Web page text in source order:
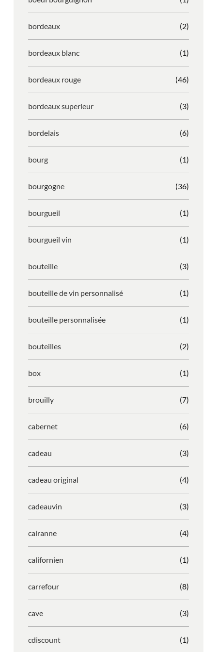
bordeaux (2)
bordeaux blanc (1)
bordeaux rouge (46)
bordeaux superieur (3)
bordelais (6)
bourg (1)
bourgogne (36)
bourgueil (1)
bourgueil vin (1)
bouteille (3)
bouteille de vin personnalisé (1)
bouteille personnalisée (1)
bouteilles (2)
box (1)
brouilly (7)
cabernet (6)
cadeau (3)
cadeau original (4)
cadeauvin (3)
cairanne (4)
californien (1)
carrefour (8)
cave (3)
cdiscount (1)